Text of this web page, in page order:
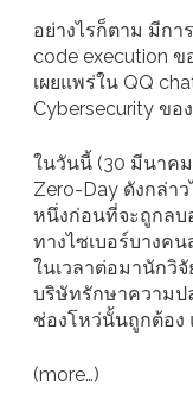
อย่างไรก็ตาม มีก
code execution ข
เผยแพร่ใน QQ
Cybersecurity ขอ
ในวันนี้ (30 มีนาค
Zero-Day ดังกล่า
หนึ่งก่อนที่จะถูกลบ
ทางไซเบอร์บางค
ในเวลาต่อมานักวิ
บริษัทรักษาความป
ช่องโหว่นั้นถูกต้อง
(more…)